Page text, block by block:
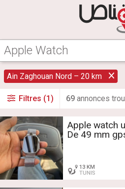
Ain Zaghouan Nord – 20 km
Filtres (1) 69 annonces
Apple watch
De 49 mm
13 KM
TUNIS